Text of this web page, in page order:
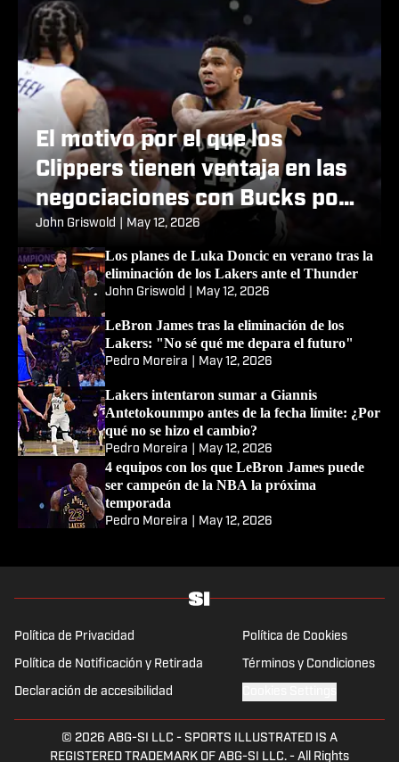
El motivo por el que los
Clippers tienen ventaja en las
negociaciones con Bucks por
Giannis Antetokounmpo
John Griswold May 12, 2026
Los planes de Luka Doncic en verano tras la
eliminación de los Lakers ante el Thunder
John Griswold May 12, 2026
LeBron James tras la eliminación de los
Lakers: "No sé qué me depara el futuro"
Pedro Moreira May 12, 2026
Lakers intentaron sumar a Giannis
Antetokounmpo antes de la fecha límite: ¿Por
qué no se hizo el cambio?
Pedro Moreira May 12, 2026
4 equipos con los que LeBron James puede
ser campeón de la NBA la próxima
temporada
Pedro Moreira May 12, 2026
Política de Privacidad Política de Cookies
Política de Notificación y Retirada Términos y Condiciones
Declaración de accesibilidad
© 2026 ABG-SI LLC - SPORTS ILLUSTRATED IS A
REGISTERED TRADEMARK OF ABG-SI LLC. - All Rights